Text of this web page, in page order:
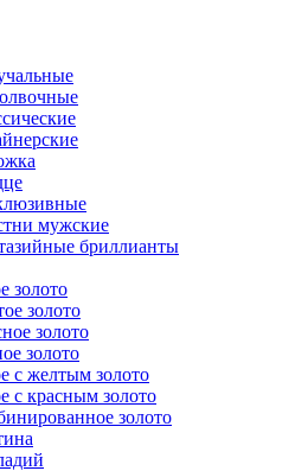
мужские
бриллианты
золото
золото
золото
золото
с желтым золото
с красным золото
золото